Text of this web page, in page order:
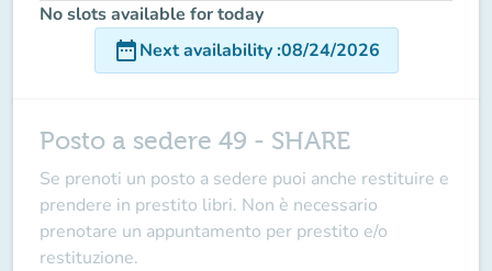
No slots available for today
date_rangeNext availability:08/24/2026
Posto a sedere 49 - SHARE
Se prenoti un posto a sedere puoi anche restituire e
prendere in prestito libri. Non è necessario
prenotare un appuntamento per prestito e/o
restituzione.